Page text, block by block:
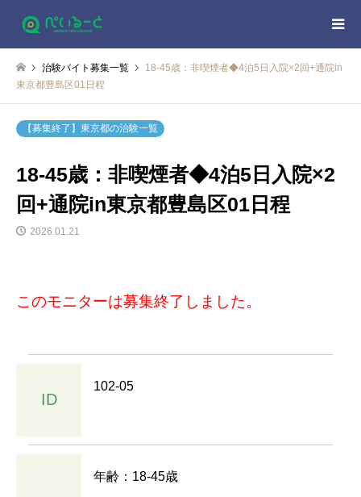
治験バイト募集一覧
18-45歳：非喫煙者◆4泊5日入院×2回+通院in
東京都豊島区01日程
【募集終了】東京都の治験一覧
18-45歳：非喫煙者◆4泊5日入院×2
回+通院in東京都豊島区01日程
2026.01.21
このモニターは募集終了しました。
ID
102-05
年齢：18-45歳